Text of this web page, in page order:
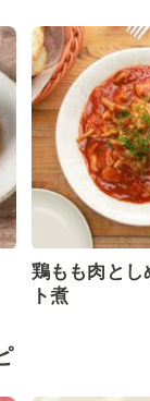
鶏もも肉とし
ト煮